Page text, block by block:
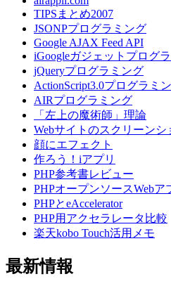
TIPSまとめ2007
JSONPプログラミング
Google AJAX Feed API
iGoogleガジェットプログ
jQueryプログラミング
ActionScript3.0プログラミ
AIRプログラミング
「左上の魔術師」理論
Webサイトのスクリーンシ
顔にエフェクト
作ろう！iアプリ
PHP参考書レビュー
PHPオープンソースWebア
PHPとeAccelerator
PHP用アクセラレータ比較
楽天kobo Touch活用メモ
最新情報